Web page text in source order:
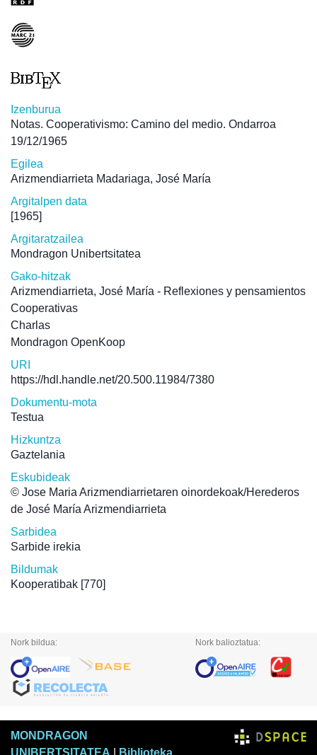
Izenburua
Notas. Cooperativismo: Camino del medio. Ondarroa
19/12/1965
Egilea
Arizmendiarrieta Madariaga, José María
Argitalpen data
[1965]
Argitaratzailea
Mondragon Unibertsitatea
Gako-hitzak
Arizmendiarrieta, José María - Reflexiones y pensamientos
Cooperativas
Charlas
Mondragon OpenKoop
URI
https://hdl.handle.net/20.500.11984/7380
Dokumentu-mota
Testua
Hizkuntza
Gaztelania
Eskubideak
© Jose Maria Arizmendiarrietaren oinordekoak/Herederos
de José María Arizmendiarrieta
Sarbidea
Sarbide irekia
Bildumak
Kooperatibak [770]
Nork bildua: Nork balioztatua:
MONDRAGON